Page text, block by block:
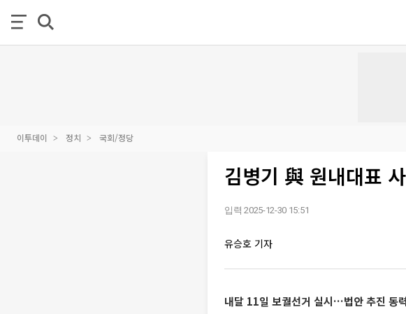
이투데이 정치 국회/정당
김병기 與 원내대표
입력 2025-12-30 15:51
유승호 기자
내달 11일 보궐선거 실시…법안 추진 동